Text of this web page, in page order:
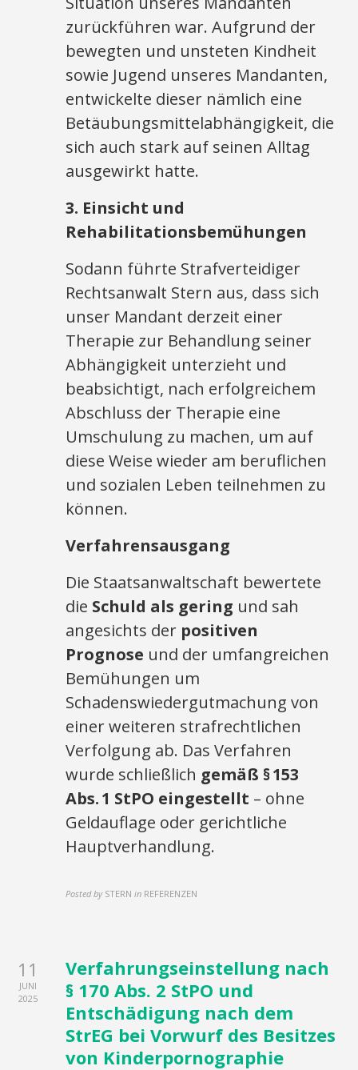
zurückführen war. Aufgrund der
bewegten und unsteten Kindheit
sowie Jugend unseres Mandanten,
entwickelte dieser nämlich eine
Betäubungsmittelabhängigkeit, die
sich auch stark auf seinen Alltag
ausgewirkt hatte.
3. Einsicht und
Rehabilitationsbemühungen
Sodann führte Strafverteidiger
Rechtsanwalt Stern aus, dass sich
unser Mandant derzeit einer
Therapie zur Behandlung seiner
Abhängigkeit unterzieht und
beabsichtigt, nach erfolgreichem
Abschluss der Therapie eine
Umschulung zu machen, um auf
diese Weise wieder am beruflichen
und sozialen Leben teilnehmen zu
können.
Verfahrensausgang
Die Staatsanwaltschaft bewertete
die Schuld als gering und sah
angesichts der positiven
Prognose und der umfangreichen
Bemühungen um
Schadenswiedergutmachung von
einer weiteren strafrechtlichen
Verfolgung ab. Das Verfahren
wurde schließlich gemäß § 153
Abs. 1 StPO eingestellt – ohne
Geldauflage oder gerichtliche
Hauptverhandlung.
Posted by STERN in REFERENZEN
11
JUNI
2025
Verfahrungseinstellung nach
§ 170 Abs. 2 StPO und
Entschädigung nach dem
StrEG bei Vorwurf des Besitzes
von Kinderpornographie